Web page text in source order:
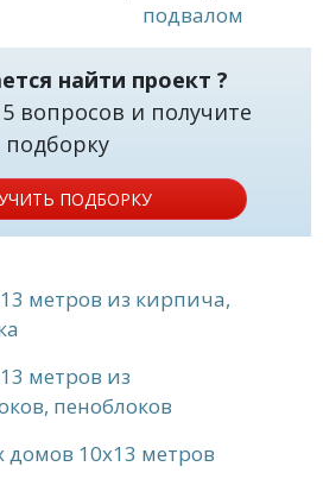
подвалом
найти проект ?
вопросов и получите
подборку
ПОДБОРКУ
метров из кирпича,
метров из
пеноблоков
домов 10x13 метров